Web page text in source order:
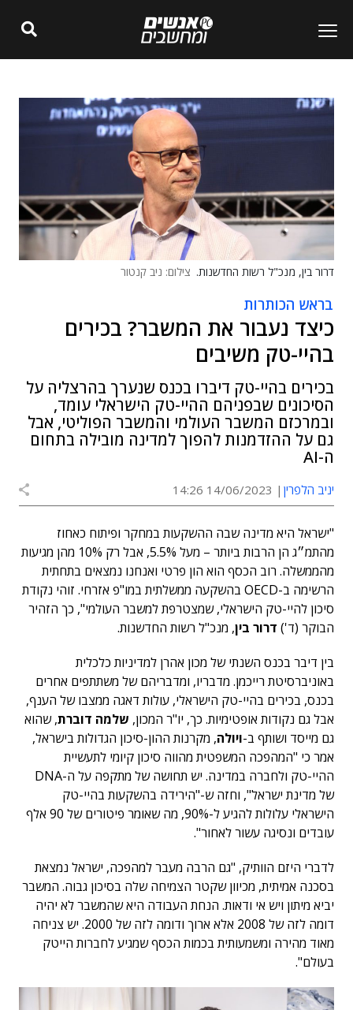
דרור בין, מנכ"ל רשות החדשנות. צילום: ניב קנטור
בראש הכותרות
כיצד נעבור את המשבר? בכירים
בהיי-טק משיבים
בכירים בהיי-טק דיברו בכנס שנערך בהרצליה על
הסיכונים שבפניהם ההיי-טק הישראלי עומד,
ובמרכזם המשבר העולמי והמשבר הפוליטי, אבל
גם על ההזדמנות להפוך למדינה מובילה בתחום
ה-AI
יניב הלפרין 14/06/2023 14:26
"ישראל היא מדינה שבה ההשקעות במחקר ופיתוח כאחוז
מהתמ״ג הן הרבות ביותר – מעל 5.5%, אבל רק 10% מהן מגיעות
מהממשלה. רוב הכסף הוא הון פרטי ואנחנו נמצאים בתחתית
הרשימה ב-OECD בהשקעה ממשלתית במו"פ אזרחי. זוהי נקודת
סיכון להיי-טק הישראלי, שמצטרפת למשבר העולמי", כך הזהיר
הבוקר (ד') דרור בין, מנכ"ל רשות החדשנות.
בין דיבר בכנס השנתי של מכון אהרן למדיניות כלכלית
באוניברסיטת רייכמן. מדבריו, ומדבריהם של משתתפים אחרים
בכנס, בכירים בהיי-טק הישראלי, עולות דאגה ממצבו של הענף,
אבל גם נקודות אופטימיות. כך, יו"ר המכון, שלמה דוברת, שהוא
גם מייסד ושותף ב-ויולה, מקרנות ההון-סיכון הגדולות בישראל,
אמר כי "המהפכה המשפטית מהווה סיכון קיומי לתעשיית
ההיי-טק ולחברה במדינה. יש תחושה של מתקפה על ה-DNA
של מדינת ישראל", וחזה ש-"הירידה בהשקעות בהיי-טק
הישראלי עלולות להגיע ל-90%, מה שאומר פיטורים של 90 אלף
עובדים ונסיגה עשור לאחור".
לדברי היזם הוותיק, "גם הרבה מעבר למהפכה, ישראל נמצאת
בסכנה אמיתית, מכיוון שקטר הצמיחה שלה בסיכון גבוה. המשבר
יביא מיתון ויש אי ודאות. הנחת העבודה היא שהמשבר לא יהיה
דומה לזה של 2008 אלא ארוך ודומה לזה של 2000. יש צניחה
מאוד מהירה ומשמעותית בכמות הכסף שמגיע לחברות הייטק
בעולם".